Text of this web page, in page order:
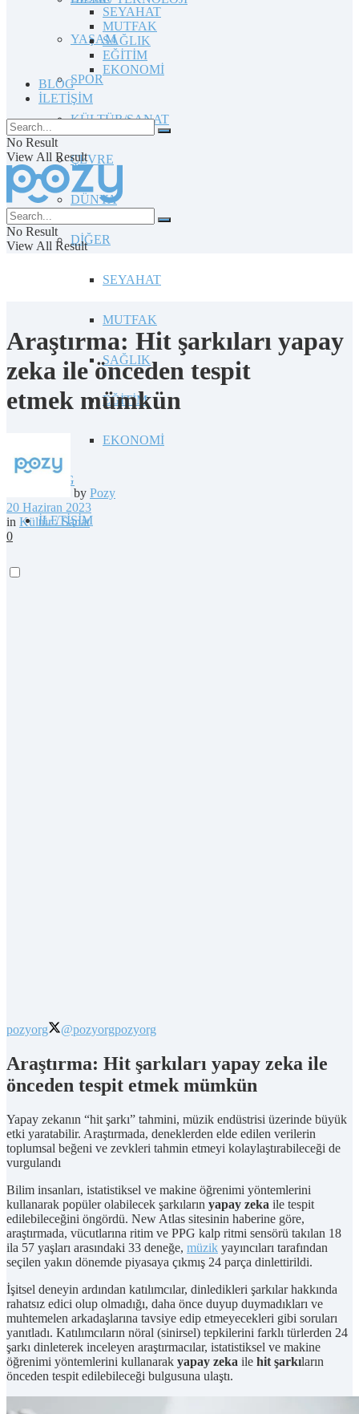
YAŞAM
SPOR
KÜLTÜR/SANAT
ÇEVRE
DÜNYA
DİĞER
SEYAHAT
MUTFAK
SAĞLIK
EĞİTİM
EKONOMİ
BLOG
İLETİŞİM
SEYAHAT
MUTFAK
SAĞLIK
EĞİTİM
EKONOMİ
BLOG
İLETİŞİM
No Result
View All Result
No Result
View All Result
Araştırma: Hit şarkıları yapay
zeka ile önceden tespit
etmek mümkün
by Pozy
20 Haziran 2023
in Kültür / Sanat
0
pozyorg @pozyorgpozyorg
Araştırma: Hit şarkıları yapay zeka ile
önceden tespit etmek mümkün
Yapay zekanın “hit şarkı” tahmini, müzik endüstrisi üzerinde büyük
etki yaratabilir. Araştırmada, deneklerden elde edilen verilerin
toplumsal beğeni ve zevkleri tahmin etmeyi kolaylaştırabileceği de
vurgulandı
Bilim insanları, istatistiksel ve makine öğrenimi yöntemlerini
kullanarak popüler olabilecek şarkıların yapay zeka ile tespit
edilebileceğini öngördü. New Atlas sitesinin haberine göre,
araştırmada, vücutlarına ritim ve PPG kalp ritmi sensörü takılan 18
ila 57 yaşları arasındaki 33 deneğe, müzik yayıncıları tarafından
seçilen yakın dönemde piyasaya çıkmış 24 parça dinlettirildi.
İşitsel deneyin ardından katılımcılar, dinledikleri şarkılar hakkında
rahatsız edici olup olmadığı, daha önce duyup duymadıkları ve
muhtemelen arkadaşlarına tavsiye edip etmeyecekleri gibi soruları
yanıtladı. Katılımcıların nöral (sinirsel) tepkilerini farklı türlerden 24
şarkı dinleterek inceleyen araştırmacılar, istatistiksel ve makine
öğrenimi yöntemlerini kullanarak yapay zeka ile hit şarkıların
önceden tespit edilebileceği bulgusuna ulaştı.